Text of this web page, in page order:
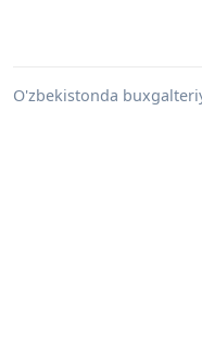
O'zbekistonda